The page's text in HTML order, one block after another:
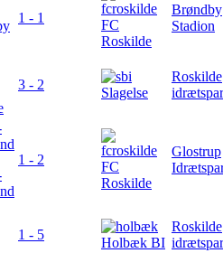
1 - 1
FC
Roskilde
Brøndby
Stadion
3 - 2
Slagelse
Roskilde
1 - 2
FC
Roskilde
Glostrup
1 - 5
Holbæk BI
Roskilde